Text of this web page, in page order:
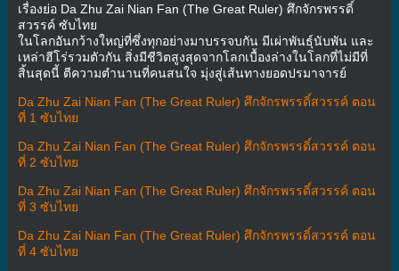
เรื่องย่อ Da Zhu Zai Nian Fan (The Great Ruler) ศึกจักรพรรดิ์
สวรรค์ ซับไทย
ในโลกอันกว้างใหญ่ที่ซึ่งทุกอย่างมาบรรจบกัน มีเผ่าพันธุ์นับพัน และ
เหล่าฮีโร่รวมตัวกัน สิ่งมีชีวิตสูงสุดจากโลกเบื้องล่างในโลกที่ไม่มีที่
สิ้นสุดนี้ ตีความตำนานที่คนสนใจ มุ่งสู่เส้นทางยอดปรมาจารย์
Da Zhu Zai Nian Fan (The Great Ruler) ศึกจักรพรรดิ์สวรรค์ ตอน
ที่ 1 ซับไทย
Da Zhu Zai Nian Fan (The Great Ruler) ศึกจักรพรรดิ์สวรรค์ ตอน
ที่ 2 ซับไทย
Da Zhu Zai Nian Fan (The Great Ruler) ศึกจักรพรรดิ์สวรรค์ ตอน
ที่ 3 ซับไทย
Da Zhu Zai Nian Fan (The Great Ruler) ศึกจักรพรรดิ์สวรรค์ ตอน
ที่ 4 ซับไทย